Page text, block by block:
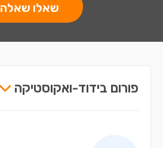
שאלו שאלה
פורום בידוד-ואקוסטיקה